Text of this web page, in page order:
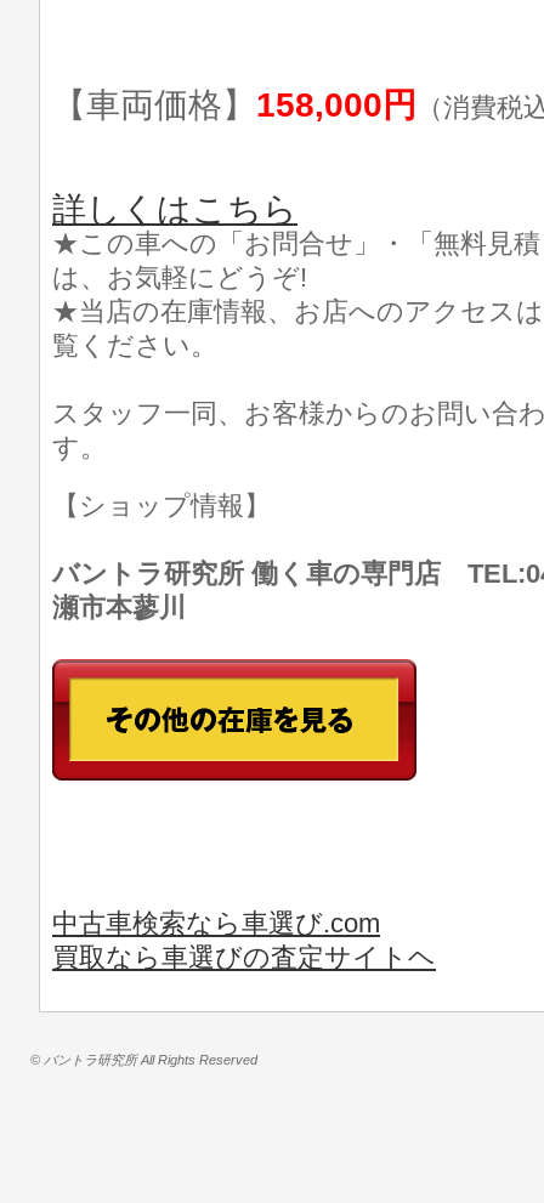
【車両価格】 158,000円 （消費税
詳しくはこちら
★この車への「お問合せ」・「無料見
は、お気軽にどうぞ!
★当店の在庫情報、お店へのアクセス
覧ください。
スタッフ一同、お客様からのお問い合
す。
【ショップ情報】
バントラ研究所 働く車の専門店
瀬市本蓼川
中古車検索なら車選び.com
買取なら車選びの査定サイトヘ
© バントラ研究所 All Rights Reserved